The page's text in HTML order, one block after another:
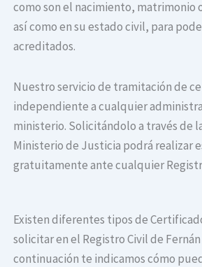
como son el nacimiento, matrimonio
así como en su estado civil, para
acreditados.
Nuestro servicio de tramitación de
independiente a cualquier
ministerio. Solicitándolo a través de
Ministerio de Justicia podrá realizar
gratuitamente ante cualquier
Existen diferentes tipos de
solicitar en el Registro Civil de Fernán
continuación te indicamos cómo